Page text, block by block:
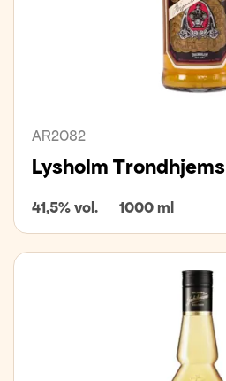
AR2082
Lysholm Trondhjems
41,5% vol. 1000 ml